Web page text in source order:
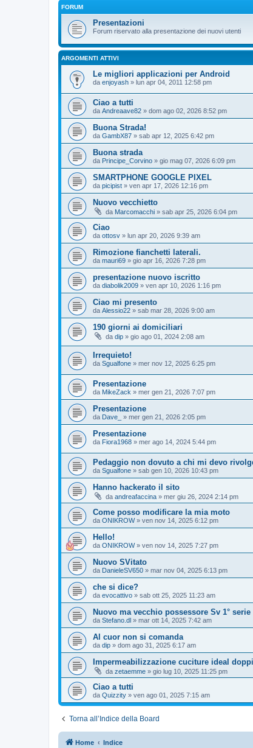
FORUM
Presentazioni
Forum riservato alla presentazione dei nuovi utenti
ARGOMENTI ATTIVI
Le migliori applicazioni per Android
da enjoyash » lun apr 04, 2011 12:58 pm
Ciao a tutti
da Andreaave82 » dom ago 02, 2026 8:52 pm
Buona Strada!
da GambX87 » sab apr 12, 2025 6:42 pm
Buona strada
da Principe_Corvino » gio mag 07, 2026 6:09 pm
SMARTPHONE GOOGLE PIXEL
da picipist » ven apr 17, 2026 12:16 pm
Nuovo vecchietto
da Marcomacchi » sab apr 25, 2026 6:04 pm
Ciao
da ottosv » lun apr 20, 2026 9:39 am
Rimozione fianchetti laterali.
da mauri69 » gio apr 16, 2026 7:28 pm
presentazione nuovo iscritto
da diabolik2009 » ven apr 10, 2026 1:16 pm
Ciao mi presento
da Alessio22 » sab mar 28, 2026 9:00 am
190 giorni ai domiciliari
da dip » gio ago 01, 2024 2:08 am
Irrequieto!
da Sgualfone » mer nov 12, 2025 6:25 pm
Presentazione
da MikeZack » mer gen 21, 2026 7:07 pm
Presentazione
da Dave_ » mer gen 21, 2026 2:05 pm
Presentazione
da Fiora1968 » mer ago 14, 2024 5:44 pm
Pedaggio non dovuto a chi mi devo
da Sgualfone » sab gen 10, 2026 10:43 pm
Hanno hackerato il sito
da andreafaccina » mer giu 26, 2024 2:14 pm
Come posso modificare la mia moto
da ONIKROW» ven nov 14, 2025 6:12 pm
Hello!
da ONIKROW» ven nov 14, 2025 7:27 pm
Nuovo SVitato
da DanieleSV650 » mar nov 04, 2025 6:13 pm
che si dice?
da evocattivo » sab ott 25, 2025 11:23 am
Nuovo ma vecchio possessore Sv 1° serie
da Stefano.dl » mar ott 14, 2025 7:42 am
Al cuor non si comanda
da dip » dom ago 31, 2025 6:17 am
Impermeabilizzazione cuciture ideal
da zetaemme » gio lug 10, 2025 11:25 pm
Ciao a tutti
da Quizzity » ven ago 01, 2025 7:15 am
Torna all’Indice della Board
Home Indice